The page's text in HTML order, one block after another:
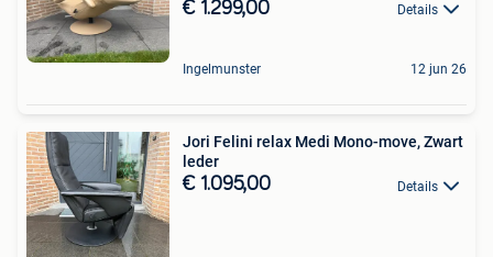
€ 1.299,00 Details
Ingelmunster 12 jun 26
Jori Felini relax Medi Mono-move, Zwart
leder
€ 1.095,00 Details